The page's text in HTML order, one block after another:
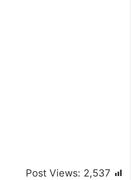
Post Views: 2,537